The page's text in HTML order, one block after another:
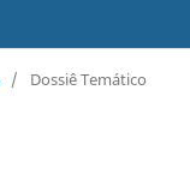
/ Dossiê Temático